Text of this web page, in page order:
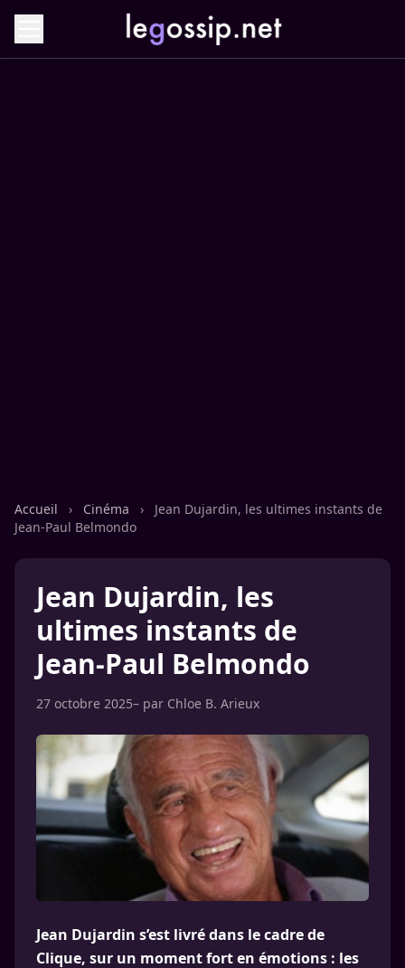
Accueil › Cinéma ›
Jean Dujardin, les ultimes instants de
Jean-Paul Belmondo
Jean Dujardin, les
ultimes instants de
Jean-Paul Belmondo
27 octobre 2025– par Chloe B. Arieux
Jean Dujardin s’est livré dans le cadre de
Clique, sur un moment fort en émotions : les